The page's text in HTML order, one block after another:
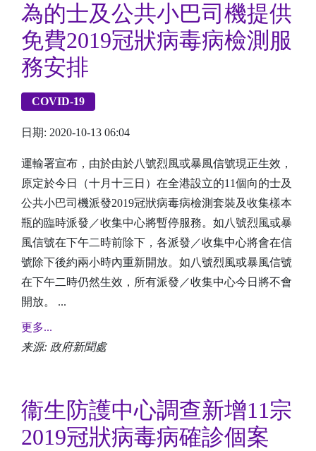
為的士及公共小巴司機提供
免費2019冠狀病毒病檢測服
務安排
COVID-19
日期: 2020-10-13 06:04
運輸署宣布，由於由於八號烈風或暴風信號現正生效，
原定於今日（十月十三日）在全港設立的11個向的士及
公共小巴司機派發2019冠狀病毒病檢測套裝及收集樣本
瓶的臨時派發／收集中心將暫停服務。如八號烈風或暴
風信號在下午二時前除下，各派發／收集中心將會在信
號除下後約兩小時內重新開放。如八號烈風或暴風信號
在下午二時仍然生效，所有派發／收集中心今日將不會
開放。 ...
更多...
来源: 政府新聞處
衞生防護中心調查新增11宗
2019冠狀病毒病確診個案